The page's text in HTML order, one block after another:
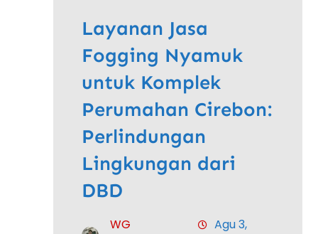
Layanan Jasa
Fogging Nyamuk
untuk Komplek
Perumahan Cirebon:
Perlindungan
Lingkungan dari
DBD
WG
Agu 3,